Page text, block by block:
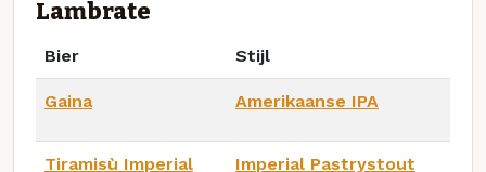
Lambrate
Bier Stijl
Gaina Amerikaanse IPA
Tiramisù Imperial
Imperial Pastrystout